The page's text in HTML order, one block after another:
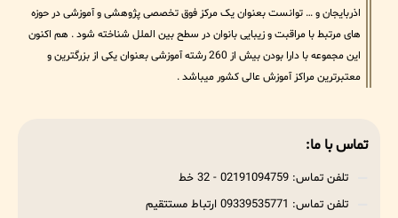
اذربایجان و … توانست بعنوان یک مرکز فوق تخصصی پژوهشی و آموزشی در حوزه
های مرتبط با مراقبت و زیبایی بانوان در سطح بین الملل شناخته شود . هم اکنون
این مجموعه با دارا بودن بیش از 260 رشته آموزشی بعنوان یکی از بزرگترین و
معتبرترین مراکز آموزش عالی کشور میباشد .
تماس با ما:
تلفن تماس: 02191094759 - 32 خط
تلفن تماس: 09339535771 ارتباط مستتقیم